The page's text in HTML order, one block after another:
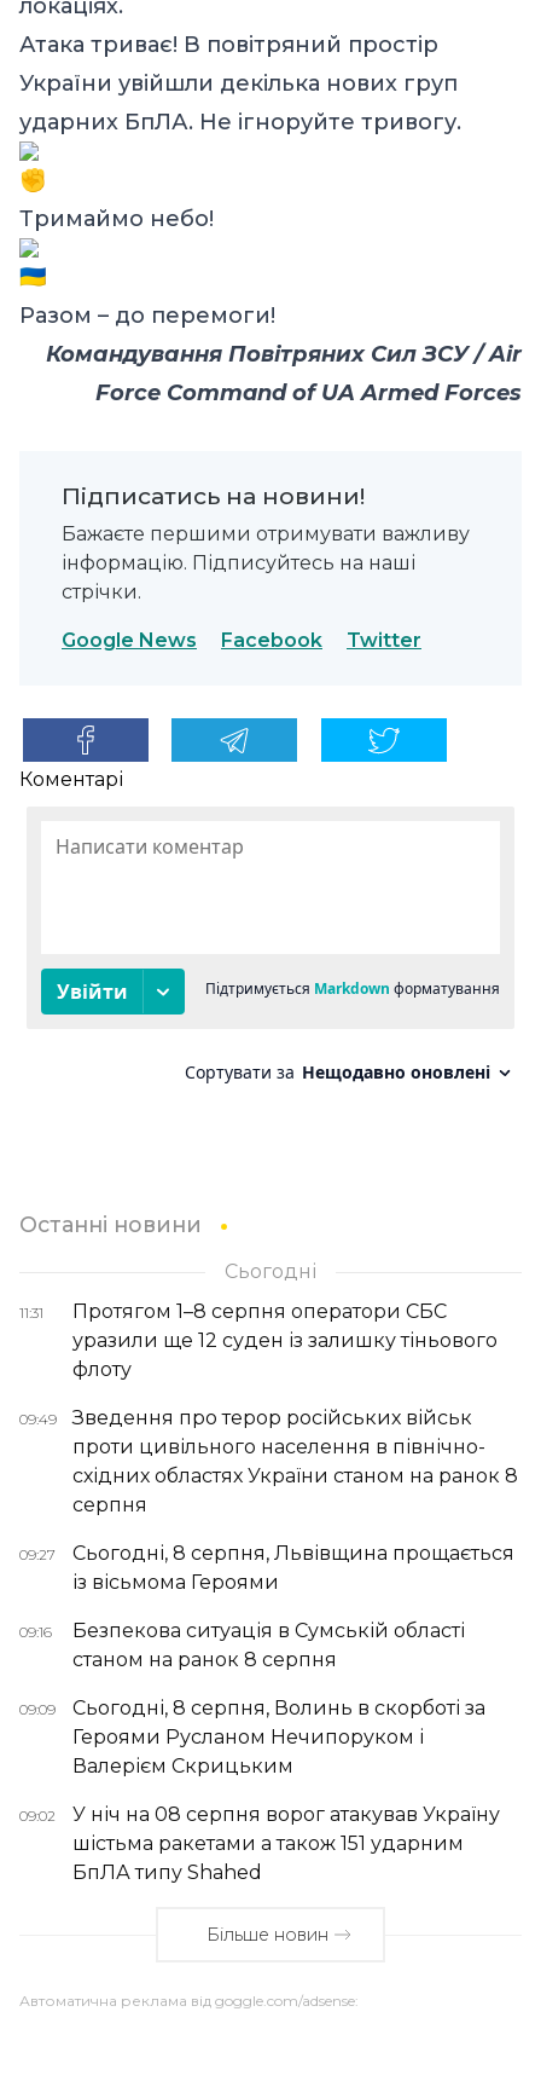
локаціях.
Атака триває! В повітряний простір
України увійшли декілька нових груп
ударних БпЛА. Не ігноруйте тривогу.
Тримаймо небо!
Разом – до перемоги!
Командування Повітряних Сил ЗСУ / Air
Force Command of UA Armed Forces
Підписатись на новини!
Бажаєте першими отримувати важливу
інформацію. Підписуйтесь на наші
стрічки.
Google News Facebook Twitter
Коментарі
Останні новини
Сьогодні
11:31
Протягом 1–8 серпня оператори СБС
уразили ще 12 суден із залишку тіньового
флоту
09:49
Зведення про терор російських військ
проти цивільного населення в північно-
східних областях України станом на ранок 8
серпня
09:27
Сьогодні, 8 серпня, Львівщина прощається
із вісьмома Героями
09:16
Безпекова ситуація в Сумській області
станом на ранок 8 серпня
09:09
Сьогодні, 8 серпня, Волинь в скорботі за
Героями Русланом Нечипоруком і
Валерієм Скрицьким
09:02
У ніч на 08 серпня ворог атакував Україну
шістьма ракетами а також 151 ударним
БпЛА типу Shahed
Більше новин
Автоматична реклама від goggle.com/adsense: